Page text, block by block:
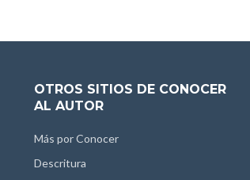
OTROS SITIOS DE CONOCER
AL AUTOR
Más por Conocer
Descritura